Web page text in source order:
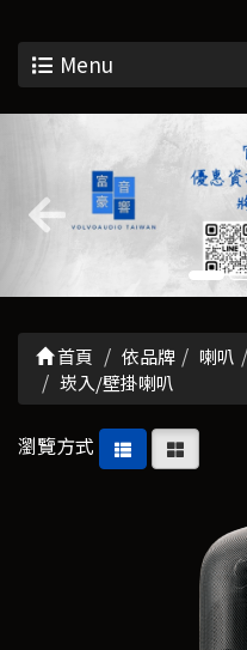
Menu
首頁 依品牌 喇叭
崁入/壁掛喇叭
瀏覽方式